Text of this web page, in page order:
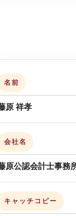
名前
原 祥孝
会社名
原公認会計士事務
キャッチコピー